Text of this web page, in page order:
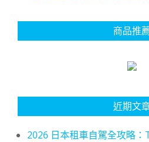
商品推
近期文
2026 日本租車自駕全攻略